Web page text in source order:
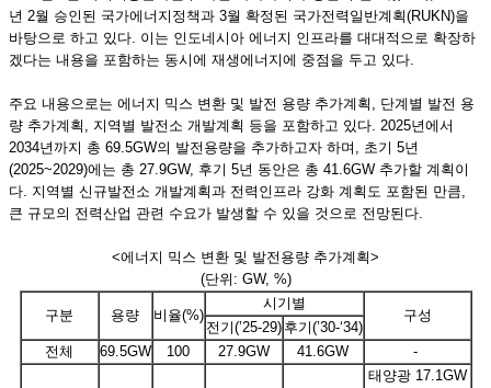
년 2월 승인된 국가에너지정책과 3월 확정된 국가전력일반계획(RUKN)을
바탕으로 하고 있다. 이는 인도네시아 에너지 인프라를 대대적으로 확장하
겠다는 내용을 포함하는 동시에 재생에너지에 중점을 두고 있다.
주요 내용으로는 에너지 믹스 변환 및 발전 용량 추가계획, 단계별 발전 용
량 추가계획, 지역별 발전소 개발계획 등을 포함하고 있다. 2025년에서
2034년까지 총 69.5GW의 발전용량을 추가하고자 하며, 초기 5년
(2025~2029)에는 총 27.9GW, 후기 5년 동안은 총 41.6GW 추가할 계획이
다. 지역별 신규발전소 개발계획과 전력인프라 강화 계획도 포함된 만큼,
큰 규모의 전력산업 관련 수요가 발생할 수 있을 것으로 전망된다.
<에너지 믹스 변환 및 발전용량 추가계획>
(단위: GW, %)
구분 용량 비율(%)
시기별
구성
전기(’25-29) 후기(’30-‘34)
전체
69.5GW 100 27.9GW 41.6GW -
태양광 17.1GW